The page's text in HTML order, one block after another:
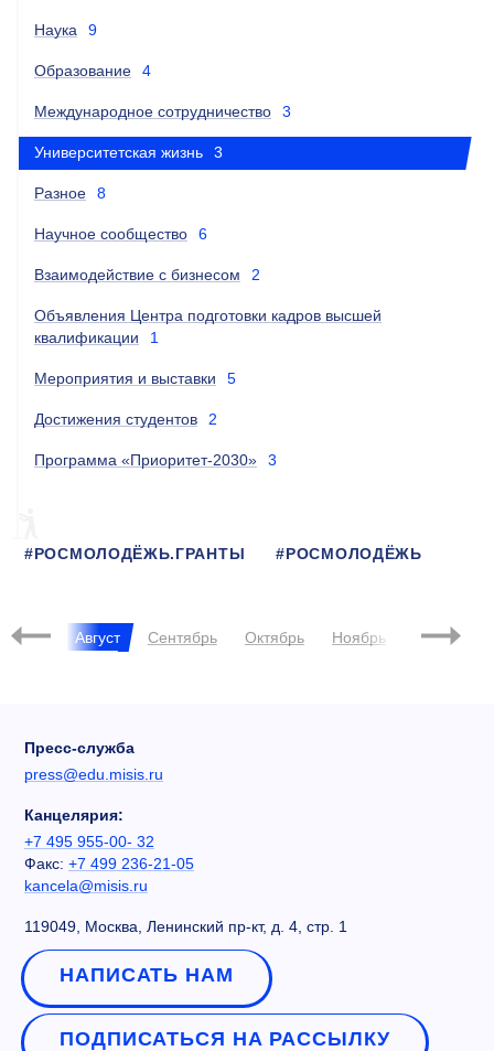
Наука 9
Образование 4
Международное сотрудничество 3
Университетская жизнь 3
Разное 8
Научное сообщество 6
Взаимодействие с бизнесом 2
Объявления Центра подготовки кадров высшей
квалификации
1
Мероприятия и выставки 5
Достижения студентов 2
Программа «Приоритет-2030» 3
#РОСМОЛОДЁЖЬ.ГРАНТЫ #РОСМОЛОДЁЖЬ
Июль Август Сентябрь Октябрь Ноябрь Декабрь
Пресс-служба
press@edu.misis.ru
Канцелярия:
+7 495 955-00- 32
Факс: +7 499 236-21-05
kancela@misis.ru
119049, Москва, Ленинский пр-кт, д. 4, стр. 1
НАПИСАТЬ НАМ
ПОДПИСАТЬСЯ НА РАССЫЛКУ